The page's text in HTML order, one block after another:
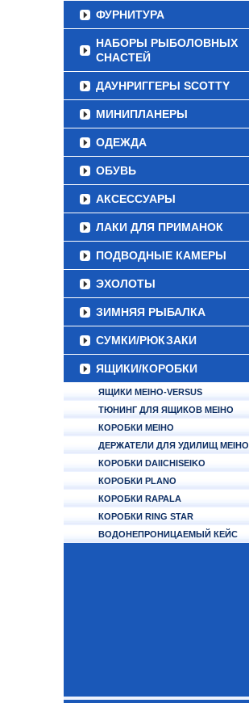
ФУРНИТУРА
НАБОРЫ РЫБОЛОВНЫХ
СНАСТЕЙ
ДАУНРИГГЕРЫ SCOTTY
МИНИПЛАНЕРЫ
ОДЕЖДА
ОБУВЬ
АКСЕССУАРЫ
ЛАКИ ДЛЯ ПРИМАНОК
ПОДВОДНЫЕ КАМЕРЫ
ЭХОЛОТЫ
ЗИМНЯЯ РЫБАЛКА
СУМКИ/РЮКЗАКИ
ЯЩИКИ/КОРОБКИ
ЯЩИКИ MEIHO-VERSUS
ТЮНИНГ ДЛЯ ЯЩИКОВ MEIHO
КОРОБКИ MEIHO
ДЕРЖАТЕЛИ ДЛЯ УДИЛИЩ MEIHO
КОРОБКИ DAIICHISEIKO
КОРОБКИ PLANO
КОРОБКИ RAPALA
КОРОБКИ RING STAR
ВОДОНЕПРОНИЦАЕМЫЙ КЕЙС